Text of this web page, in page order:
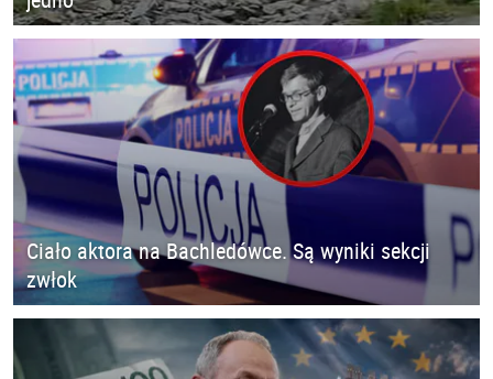
Ciało aktora na Bachledówce. Są wyniki sekcji
zwłok